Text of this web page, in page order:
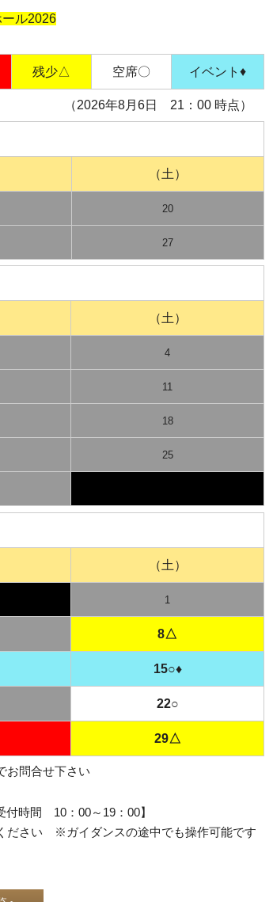
ル2026
残少△ 空席〇 イベント♦
（2026年8月6日 21 ：00 時点）
（土）
20
27
（土）
4
11
18
25
（土）
1
8△
15○♦
22○
29△
お問合せ下さい
時間 10：00～19：00】
ださい ※ガイダンスの途中でも操作可能です